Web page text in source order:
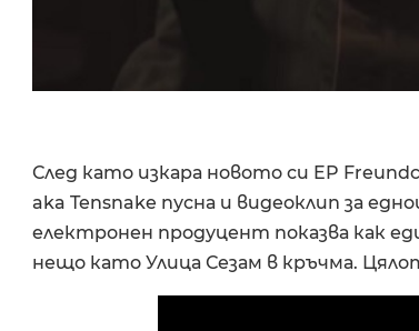
След като изкара новото си EP
aka Tensnake пусна и видеоклип за
електронен продуцент показва как
нещо като Улица Сезам в кръчма.